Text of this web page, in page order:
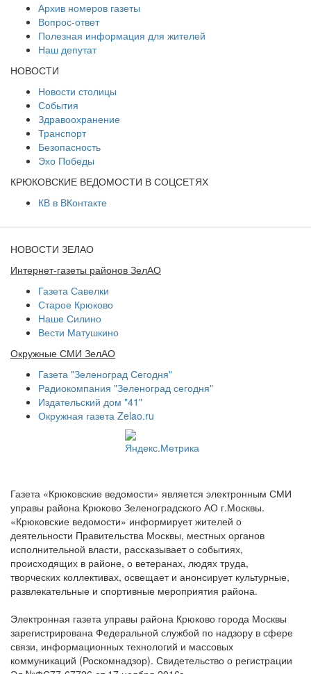
Архив номеров газеты
Вопрос-ответ
Полезная информация для жителей
Наш депутат
НОВОСТИ
Новости столицы
События
Здравоохранение
Транспорт
Безопасность
Эхо Победы
КРЮКОВСКИЕ ВЕДОМОСТИ В СОЦСЕТЯХ
КВ в ВКонтакте
НОВОСТИ ЗЕЛАО
Интернет-газеты районов ЗелАО
Газета Савелки
Старое Крюково
Наше Силино
Вести Матушкино
Окружные СМИ ЗелАО
Газета "Зеленоград Сегодня"
Радиокомпания "Зеленоград сегодня"
Издательский дом "41"
Окружная газета Zelao.ru
Газета «Крюковские ведомости» является электронным СМИ
управы района Крюково Зеленоградского АО г.Москвы.
«Крюковские ведомости» информирует жителей о
деятельности Правительства Москвы, местных органов
исполнительной власти, рассказывает о событиях,
происходящих в районе, о ветеранах, людях труда,
творческих коллективах, освещает и анонсирует культурные,
развлекательные и спортивные мероприятия района.
Электронная газета управы района Крюково города Москвы
зарегистрирована Федеральной службой по надзору в сфере
связи, информационных технологий и массовых
коммуникаций (Роскомнадзор). Свидетельство о регистрации